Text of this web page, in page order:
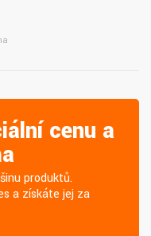
cenu a
produktů.
a získáte jej za